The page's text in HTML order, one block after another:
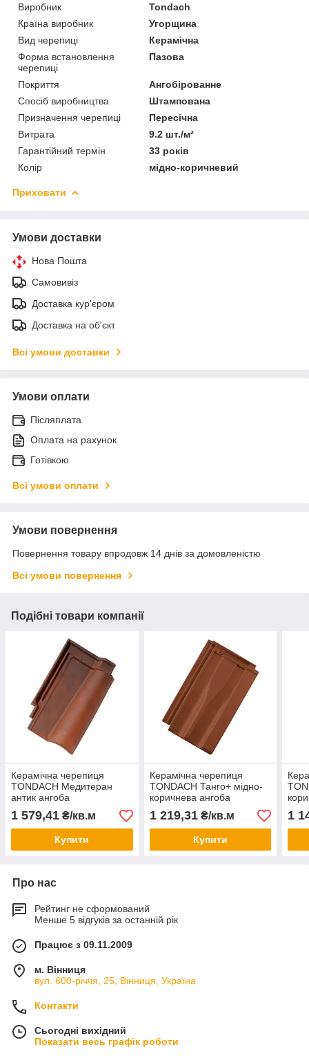
Виробник
Tondach
Країна виробник
Угорщина
Вид черепиці
Керамічна
Форма встановлення
черепиці
Пазова
Покриття
Ангобірованне
Спосіб виробництва
Штампована
Призначення черепиці
Пересічна
Витрата
9.2 шт./м²
Гарантійний термін
33 років
Колір
мідно-коричневий
Приховати
Умови доставки
Нова Пошта
Самовивіз
Доставка кур'єром
Доставка на об'єкт
Всі умови доставки
Умови оплати
Післяплата
Оплата на рахунок
Готівкою
Всі умови оплати
Умови повернення
Повернення товару впродовж 14 днів за домовленістю
Всі умови повернення
Подібні товари компанії
Керамічна черепиця
TONDACH Медитеран
антик ангоба
1 579,41 ₴/кв.м
Купити
Керамічна черепиця
TONDACH Танго+ мідно-
коричнева ангоба
1 219,31₴/кв.м
Купити
1
Про нас
Рейтинг не сформований
Менше 5 відгуків за останній рік
Працює з 09.11.2009
м. Вінниця
вул. 600-річчя, 25, Вінниця, Україна
Контакти
Сьогодні вихідний
Показати весь графік роботи